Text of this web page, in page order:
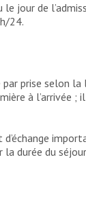
jour de
24.
prise selon
à l’arrivée ;
d’échange
durée du